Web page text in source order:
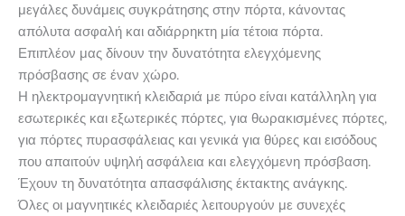
μεγάλες δυνάμεις συγκράτησης στην πόρτα, κάνοντας
απόλυτα ασφαλή και αδιάρρηκτη μία τέτοια πόρτα.
Επιπλέον μας δίνουν την δυνατότητα ελεγχόμενης
πρόσβασης σε έναν χώρο.
Η ηλεκτρομαγνητική κλειδαριά με πύρο είναι κατάλληλη για
εσωτερικές και εξωτερικές πόρτες, για θωρακισμένες πόρτες,
για πόρτες πυρασφάλειας και γενικά για θύρες και εισόδους
που απαιτούν υψηλή ασφάλεια και ελεγχόμενη πρόσβαση.
Έχουν τη δυνατότητα απασφάλισης έκτακτης ανάγκης.
Όλες οι μαγνητικές κλειδαριές λειτουργούν με συνεχές